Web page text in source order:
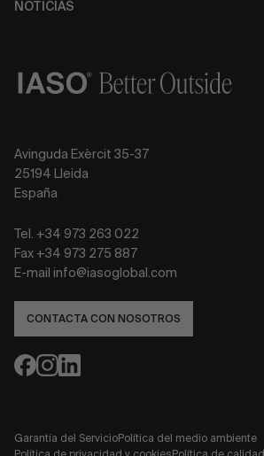
NOTICIAS
Avinguda Exèrcit 35-37
25194 Lleida
España
Tel. +34 973 263 022
Fax +34 973 275 887
E-mail info@iasoglobal.com
CONTACTA CON NOSOTROS
Garantía del ServicioPolítica del medio ambiente